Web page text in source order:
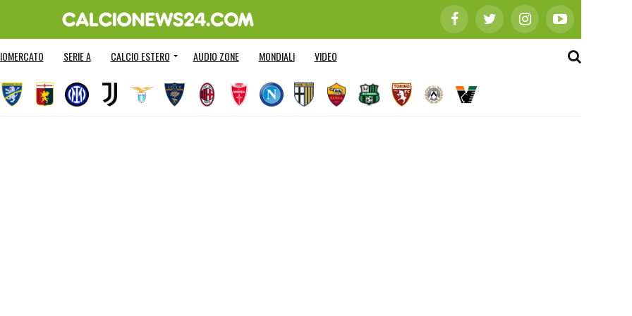
SERIE A CALCIO ESTERO AUDIO ZONE MONDIALI VIDEO